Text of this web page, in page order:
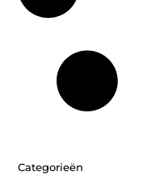
Categorieën